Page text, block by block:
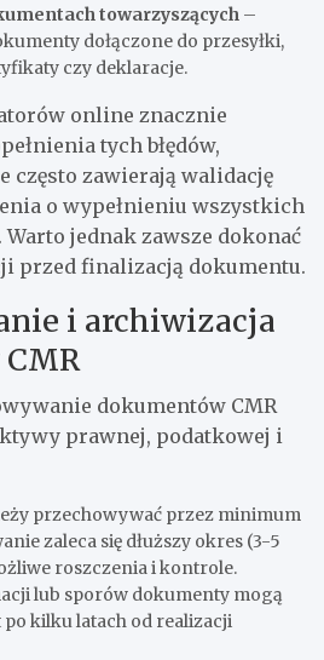
towarzyszących –
dołączone do przesyłki,
czy deklaracje.
online znacznie
tych błędów,
często zawierają walidację
o wypełnieniu wszystkich
jednak zawsze dokonać
przed finalizacją dokumentu.
i archiwizacja
dokumentów CMR
prawnej, podatkowej i
przechowywać przez minimum
zaleca się dłuższy okres (3-5
roszczenia i kontrole.
lub sporów dokumenty mogą
kilku latach od realizacji